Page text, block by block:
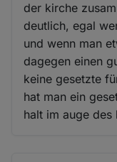
der kirche
deutlich, egal
und wenn man
dagegen einen
keine gesetzte
hat man ein
halt im auge des